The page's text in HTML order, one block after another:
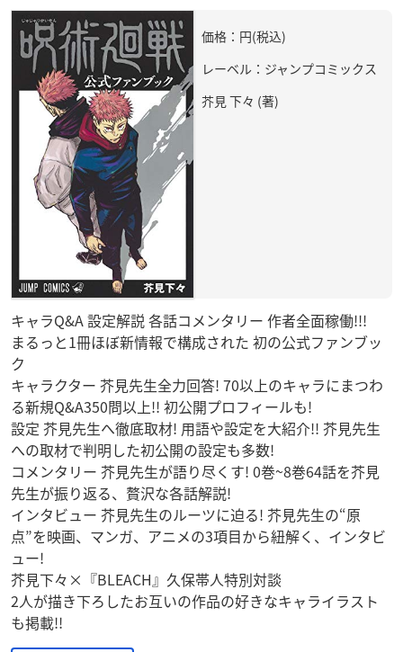
価格：円(税込)
レーベル：ジャンプコミックス
芥見 下々 (著)
キャラQ&A 設定解説 各話コメンタリー 作者全面稼働!!!
まるっと1冊ほぼ新情報で構成された 初の公式ファンブッ
ク
キャラクター 芥見先生全力回答! 70以上のキャラにまつわ
る新規Q&A350問以上!! 初公開プロフィールも!
設定 芥見先生へ徹底取材! 用語や設定を大紹介!! 芥見先生
への取材で判明した初公開の設定も多数!
コメンタリー 芥見先生が語り尽くす! 0巻~8巻64話を芥見
先生が振り返る、贅沢な各話解説!
インタビュー 芥見先生のルーツに迫る! 芥見先生の“原
点”を映画、マンガ、アニメの3項目から紐解く、インタビ
ュー!
芥見下々×『BLEACH』久保帯人特別対談
2人が描き下ろしたお互いの作品の好きなキャライラスト
も掲載!!